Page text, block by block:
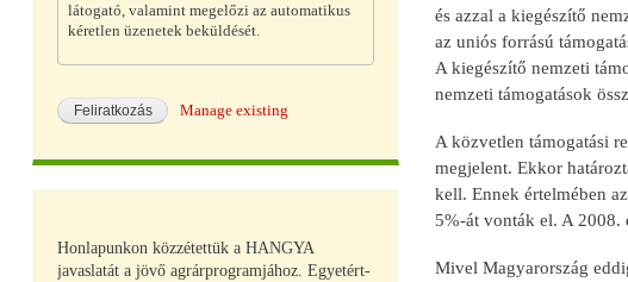
és azzal a kiegészítő
az uniós forrású
A kiegészítő nemzeti
nemzeti támogatások
A közvetlen támogatási
megjelent. Ekkor
kell. Ennek értelmében
5%-át vonták el. A 2008.
Mivel Magyarország
látogató, valamint megelőzi az automatikus
kéretlen üzenetek beküldését.
Manage existing
Honlapunkon közzétettük a HANGYA
javaslatát a jövő agrárprogramjához. Egyetért-